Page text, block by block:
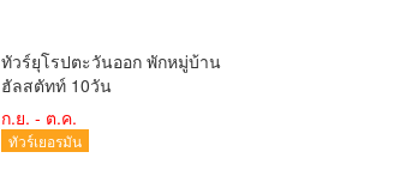
ทัวร์ยุโรปตะวันออก พักหมู่บ้าน
ฮัลสตัทท์ 10วัน
ก.ย. - ต.ค.
ทัวร์เยอรมัน